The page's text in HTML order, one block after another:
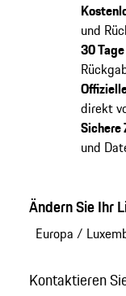
und
30 Tage
direkt
Sichere
und
Ändern Sie Ihr
Europa /
Kontaktieren